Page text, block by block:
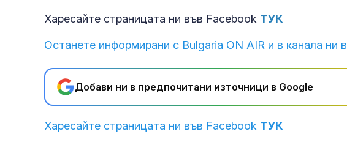
Харесайте страницата ни във Facebook ТУК
Останете информирани с Bulgaria ON AIR и в канала ни в
Добави ни в предпочитани източници в Google
Харесайте страницата ни във Facebook ТУК